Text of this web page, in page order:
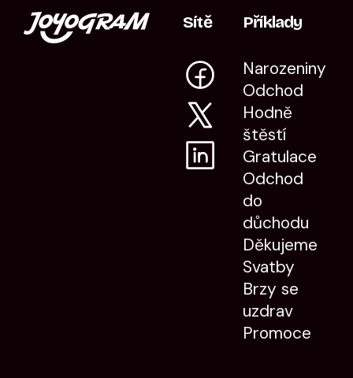
Sítě Příklady
Narozeniny
Odchod
Hodně
štěstí
Gratulace
Odchod
do
důchodu
Děkujeme
Svatby
Brzy se
uzdrav
Promoce